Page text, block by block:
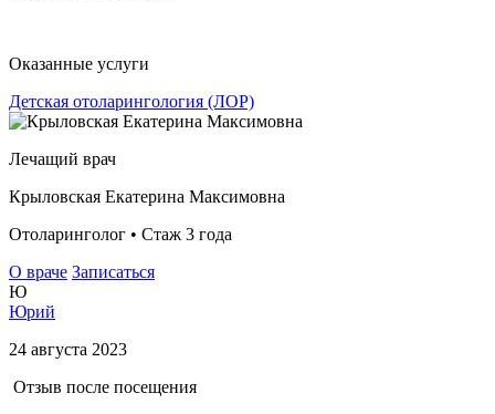
Оказанные услуги
Детская отоларингология (ЛОР)
Лечащий врач
Крыловская Екатерина Максимовна
Отоларинголог • Стаж 3 года
О враче Записаться
Ю
Юрий
24 августа 2023
Отзыв после посещения